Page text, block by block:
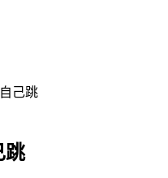
己跳
跳